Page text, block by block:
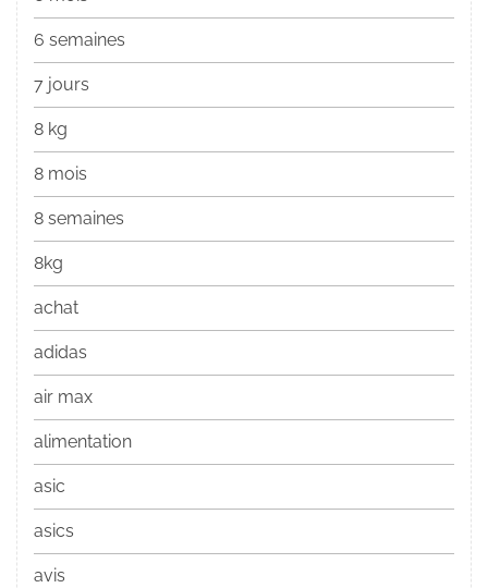
6 semaines
7 jours
8 kg
8 mois
8 semaines
8kg
achat
adidas
air max
alimentation
asic
asics
avis